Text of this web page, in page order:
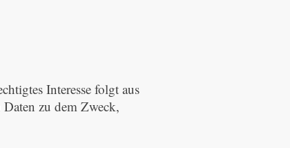
Interesse folgt aus
zu dem Zweck,